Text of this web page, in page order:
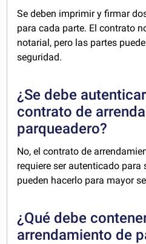
Se deben imprimir y firmar
para cada parte. El contrato
notarial, pero las partes
seguridad.
¿Se debe
contrato de
parqueadero?
No, el contrato de
requiere ser autenticado para
pueden hacerlo para mayor
¿Qué debe
arrendamiento de